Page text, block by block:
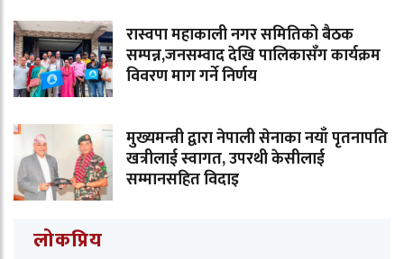
रास्वपा महाकाली नगर समितिको बैठक
सम्पन्न,जनसम्वाद देखि पालिकासँग कार्यक्रम
विवरण माग गर्ने निर्णय
मुख्यमन्त्री द्वारा नेपाली सेनाका नयाँ पृतनापति
खत्रीलाई स्वागत, उपरथी केसीलाई
सम्मानसहित विदाइ
लोकप्रिय